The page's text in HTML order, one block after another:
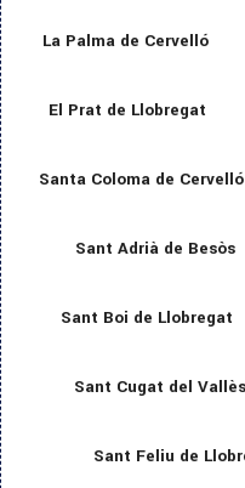
La Palma de Cervelló
El Prat de Llobregat
Santa Coloma de Cervelló
Sant Adrià de Besòs
Sant Boi de Llobregat
Sant Cugat del Vallès
Sant Feliu de